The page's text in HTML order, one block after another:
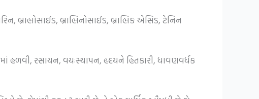
બ્રાહ્મોસાઈડ, બ્રાહ્મિનોસાઈડ, બ્રાહ્મિક એસિડ, ટેનિન
હળવી, રસાયન, વયઃસ્થાપન, હૃદયને હિતકારી, ધાવણવર્ધક